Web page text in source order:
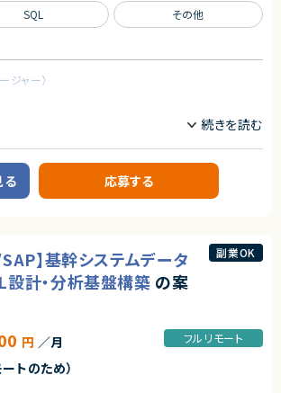
捌くバックエンド開発経験
Azure）を用いたAPI基盤の構築・運用経験
ックエンド（REST/GraphQL）の設計経験
ル開発でのリード経験
にコミュニケーションできる方
持って取り組める方
め、柔軟な働き方を実現しながら高い生産性を発揮
ジェクトに参画でき、大規模サービス開発の知見を
装・リリースまで一貫して携わるため、上流から下流
ート テレワーク・在宅勤務可）
ジャー）
トを展開する成長企業でのPdM募集です。
長とプロダクト価値向上を推進しています。
の概要
サービス
ジェクト
設定、施策立案
改善施策推進
および定量データ分析
順位付け
策定および運用
SQL その他
る 応募する
SAP】基幹システムデータ
計・分析基盤構築 の案
円 ／月
トのため）
フルリモート
副業OK